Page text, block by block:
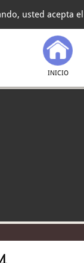
usted acepta
INICIO